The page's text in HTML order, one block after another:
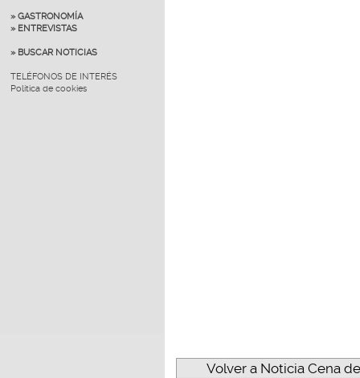
» GASTRONOMÍA
» ENTREVISTAS
» BUSCAR NOTICIAS
TELÉFONOS DE INTERÉS
Política de cookies
Volver a Noticia Cena